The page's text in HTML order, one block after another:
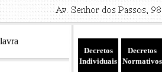
Decretos
Individuais
Decretos
Normativos